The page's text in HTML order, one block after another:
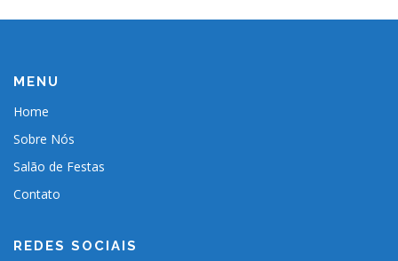
MENU
Home
Sobre Nós
Salão de Festas
Contato
REDES SOCIAIS